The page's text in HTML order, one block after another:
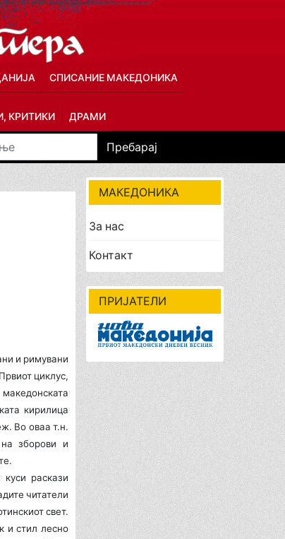
СПИСАНИЕ МАКЕДОНИКА
КРИТИКИ ДРАМИ
Пребарај
и римувани
циклус,
кирилица
Во оваа т.н.
на зборови и
раскази
читатели
свет.
и стил лесно
МАКЕДОНИКА
За нас
Контакт
ПРИЈАТЕЛИ